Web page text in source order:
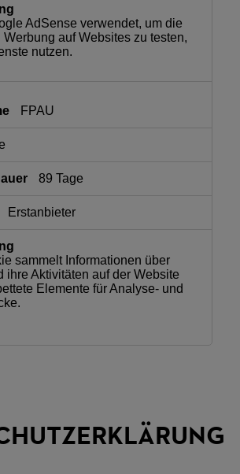
AdSense verwendet, um die
Werbung auf Websites zu testen,
nutzen.
FPAU
89 Tage
Erstanbieter
sammelt Informationen über
ihre Aktivitäten auf der Website
Elemente für Analyse- und